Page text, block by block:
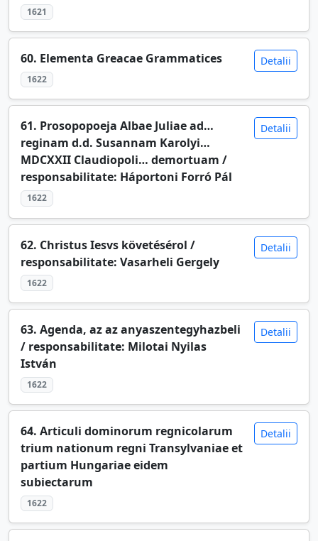
1621
60. Elementa Greacae Grammatices
1622
Detalii
61. Prosopopoeja Albae Juliae ad…
reginam d.d. Susannam Karolyi…
MDCXXII Claudiopoli… demortuam /
responsabilitate: Háportoni Forró Pál
1622
Detalii
62. Christus Iesvs követésérol /
responsabilitate: Vasarheli Gergely
1622
Detalii
63. Agenda, az az anyaszentegyhazbeli
/ responsabilitate: Milotai Nyilas
István
1622
Detalii
64. Articuli dominorum regnicolarum
trium nationum regni Transylvaniae et
partium Hungariae eidem
subiectarum
1622
Detalii